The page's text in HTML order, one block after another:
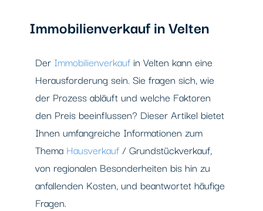
Immobilienverkauf in Velten
Der Immobilienverkauf in Velten kann eine
Herausforderung sein. Sie fragen sich, wie
der Prozess abläuft und welche Faktoren
den Preis beeinflussen? Dieser Artikel bietet
Ihnen umfangreiche Informationen zum
Thema Hausverkauf/ Grundstückverkauf,
von regionalen Besonderheiten bis hin zu
anfallenden Kosten, und beantwortet häufige
Fragen.